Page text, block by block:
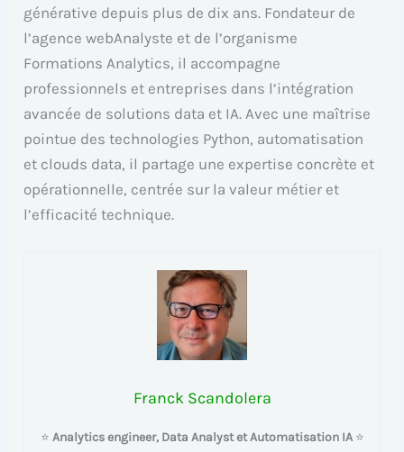
générative depuis plus de dix ans. Fondateur de
l’agence webAnalyste et de l’organisme
Formations Analytics, il accompagne
professionnels et entreprises dans l’intégration
avancée de solutions data et IA. Avec une maîtrise
pointue des technologies Python, automatisation
et clouds data, il partage une expertise concrète et
opérationnelle, centrée sur la valeur métier et
l’efficacité technique.
Franck Scandolera
⭐ Analytics engineer, Data Analyst et Automatisation IA⭐